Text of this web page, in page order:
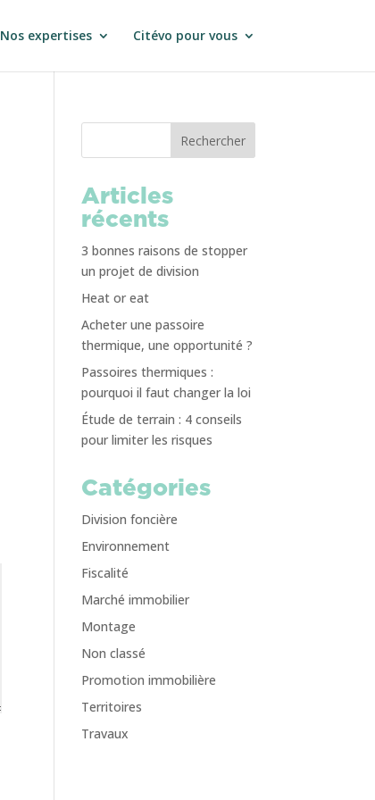
Nos expertises Citévo pour vous
Rechercher
Articles
récents
3 bonnes raisons de stopper
un projet de division
Heat or eat
Acheter une passoire
thermique, une opportunité ?
Passoires thermiques :
pourquoi il faut changer la loi
Étude de terrain : 4 conseils
pour limiter les risques
Catégories
Division foncière
Environnement
Fiscalité
Marché immobilier
Montage
Non classé
Promotion immobilière
Territoires
Travaux